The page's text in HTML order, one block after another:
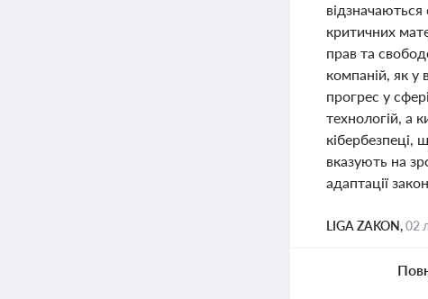
критичних
прав та
компаній, як у
прогрес у
технологій, а
кібербезпеці,
вказують на
адаптації
LIGA ZAKON,02